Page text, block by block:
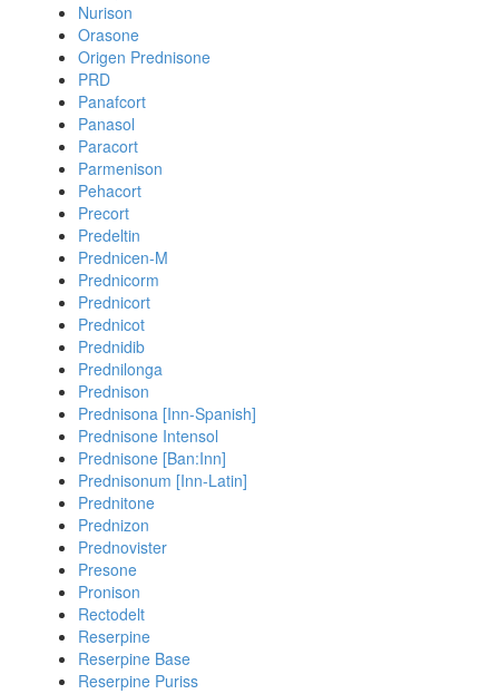
Nurison
Orasone
Origen Prednisone
PRD
Panafcort
Panasol
Paracort
Parmenison
Pehacort
Precort
Predeltin
Prednicen-M
Prednicorm
Prednicort
Prednicot
Prednidib
Prednilonga
Prednison
Prednisona [Inn-Spanish]
Prednisone Intensol
Prednisone [Ban:Inn]
Prednisonum [Inn-Latin]
Prednitone
Prednizon
Prednovister
Presone
Pronison
Rectodelt
Reserpine
Reserpine Base
Reserpine Puriss